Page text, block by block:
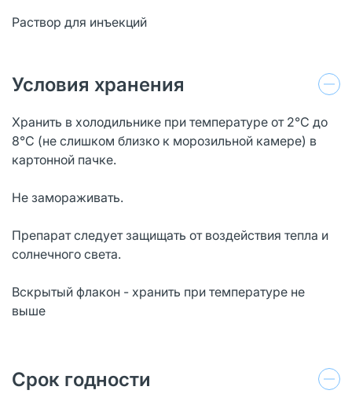
Раствор для инъекций
Условия хранения
Хранить в холодильнике при температуре от 2°С до
8°С (не слишком близко к морозильной камере) в
картонной пачке.
Не замораживать.
Препарат следует защищать от воздействия тепла и
солнечного света.
Вскрытый флакон - хранить при температуре не
выше
Срок годности